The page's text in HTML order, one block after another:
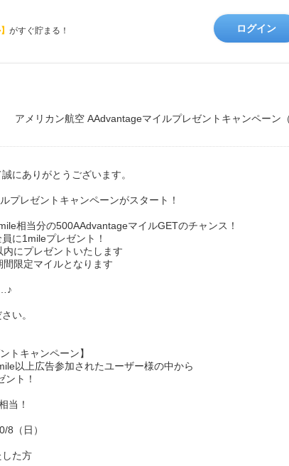
がすぐ貯まる！ ログイン
アメリカン航空 AAdvantageマイルプレゼントキャンペーン
にありがとうございます。
プレゼントキャンペーンがスタート！
相当分の500AAdvantageマイルGETのチャンス！
に1mileプレゼント！
にプレゼントいたします
限定マイルとなります
い。
トキャンペーン】
以上広告参加されたユーザー様の中から
ト！
当！
8（日）
た方